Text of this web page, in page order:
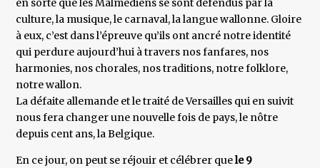
en sorte que les Malmédiens se sont défendus par la
culture, la musique, le carnaval, la langue wallonne. Gloire
à eux, c’est dans l’épreuve qu’ils ont ancré notre identité
qui perdure aujourd’hui à travers nos fanfares, nos
harmonies, nos chorales, nos traditions, notre folklore,
notre wallon.
La défaite allemande et le traité de Versailles qui en suivit
nous fera changer une nouvelle fois de pays, le nôtre
depuis cent ans, la Belgique.
En ce jour, on peut se réjouir et célébrer quele 9